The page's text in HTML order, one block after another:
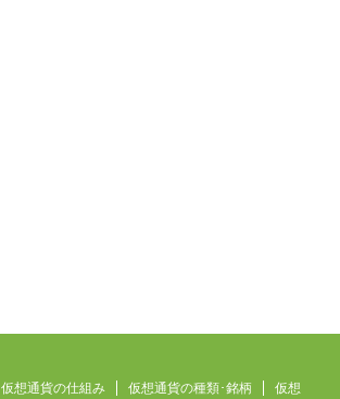
仮想通貨の仕組み 仮想通貨の種類･銘柄 仮想